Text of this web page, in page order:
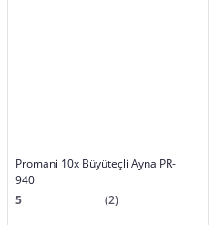
Promani 10x Büyüteçli Ayna PR-
940
5
(2)